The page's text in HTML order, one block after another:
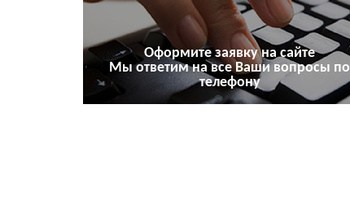
Оформите заявку на сайте
Мы ответим на все Ваши вопросы по
телефону